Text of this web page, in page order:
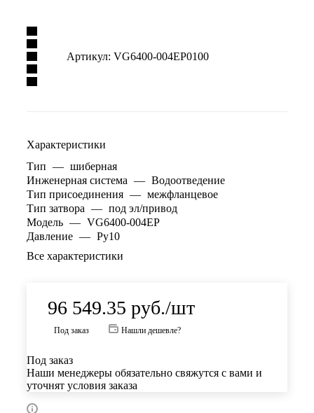
Артикул: VG6400-004EP0100
Характеристики
Тип — шиберная
Инженерная система — Водоотведение
Тип присоединения — межфланцевое
Тип затвора — под эл/привод
Модель — VG6400-004EP
Давление — Ру10
Все характеристики
96 549.35 руб./шт
Под заказ Нашли дешевле?
Под заказ
Наши менеджеры обязательно свяжутся с вами и
уточнят условия заказа